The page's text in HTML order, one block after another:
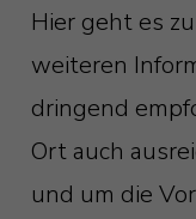
Hier geht es
weiteren
dringend
Ort auch
und um die